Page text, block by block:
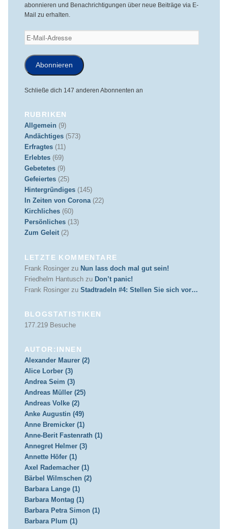
abonnieren und Benachrichtigungen über neue Beiträge via E-
Mail zu erhalten.
E-
Mail-
Adresse
Abonnieren
Schließe dich 147 anderen Abonnenten an
RUBRIKEN
Allgemein (9)
Andächtiges(573)
Erfragtes(11)
Erlebtes(69)
Gebetetes(9)
Gefeiertes(25)
Hintergründiges(145)
In Zeiten von Corona(22)
Kirchliches(60)
Persönliches(13)
Zum Geleit(2)
LETZTE KOMMENTARE
Frank Rosingerzu Nun lass doch mal gut sein!
Friedhelm Hantuschzu Don’t panic!
Frank Rosingerzu Stadtradeln #4: Stellen Sie sich vor…
BLOGSTATISTIKEN
177.219 Besuche
AUTOR:INNEN
Alexander Maurer (2)
Alice Lorber (3)
Andrea Seim (3)
Andreas Müller (25)
Andreas Volke (2)
Anke Augustin (49)
Anne Bremicker (1)
Anne-Berit Fastenrath (1)
Annegret Helmer (3)
Annette Höfer (1)
Axel Rademacher (1)
Bärbel Wilmschen (2)
Barbara Lange (1)
Barbara Montag (1)
Barbara Petra Simon (1)
Barbara Plum (1)